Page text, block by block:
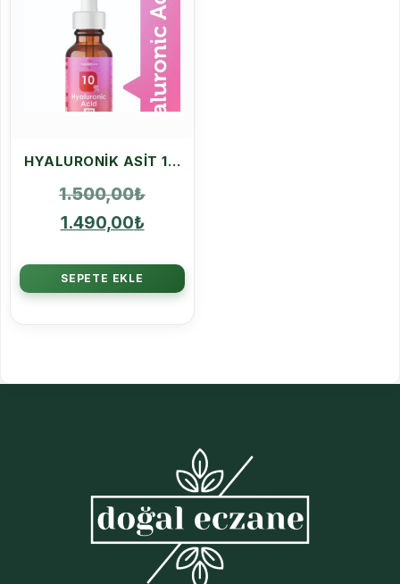
HYALURONIK ASIT 10 SERUM SET KIRIŞIKLIK KARŞITI
1.500,00₺
1.490,00₺
SEPETE EKLE